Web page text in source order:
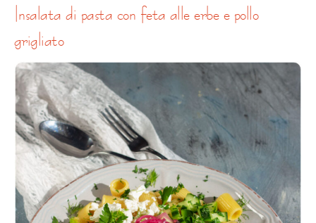
insalata di pasta con feta alle erbe e pollo
grigliato